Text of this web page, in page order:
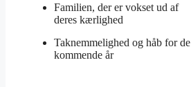
Familien, der er vokset ud af
deres kærlighed
Taknemmelighed og håb for de
kommende år